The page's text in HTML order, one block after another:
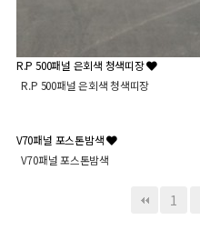
R.P 500패널 은회색 청색띠장
R.P 500패널 은회색 청색띠장
V70패널 포스톤밤색
V70패널 포스톤밤색
1